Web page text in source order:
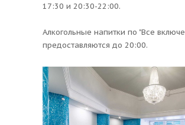
17:30 и 20:30-22:00.
Алкогольные напитки по "Все
предоставляются до 20:00.